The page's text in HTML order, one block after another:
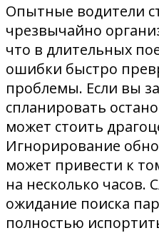
Опытные водители
чрезвычайно
что в длительных
ошибки быстро
проблемы. Если вы
спланировать
может стоить
Игнорирование
может привести к
на несколько часов.
ожидание поиска
полностью